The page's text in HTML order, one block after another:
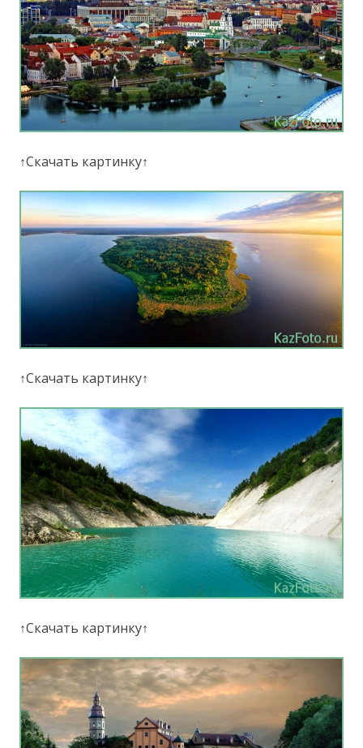
↑Скачать картинку↑
↑Скачать картинку↑
↑Скачать картинку↑